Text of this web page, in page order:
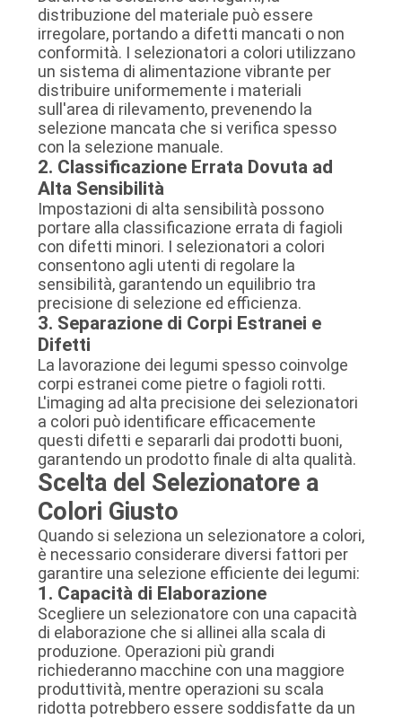
distribuzione del materiale può essere
irregolare, portando a difetti mancati o non
conformità. I selezionatori a colori utilizzano
un sistema di alimentazione vibrante per
distribuire uniformemente i materiali
sull'area di rilevamento, prevenendo la
selezione mancata che si verifica spesso
con la selezione manuale.
2. Classificazione Errata Dovuta ad
Alta Sensibilità
Impostazioni di alta sensibilità possono
portare alla classificazione errata di fagioli
con difetti minori. I selezionatori a colori
consentono agli utenti di regolare la
sensibilità, garantendo un equilibrio tra
precisione di selezione ed efficienza.
3. Separazione di Corpi Estranei e
Difetti
La lavorazione dei legumi spesso coinvolge
corpi estranei come pietre o fagioli rotti.
L'imaging ad alta precisione dei selezionatori
a colori può identificare efficacemente
questi difetti e separarli dai prodotti buoni,
garantendo un prodotto finale di alta qualità.
Scelta del Selezionatore a
Colori Giusto
Quando si seleziona un selezionatore a colori,
è necessario considerare diversi fattori per
garantire una selezione efficiente dei legumi:
1. Capacità di Elaborazione
Scegliere un selezionatore con una capacità
di elaborazione che si allinei alla scala di
produzione. Operazioni più grandi
richiederanno macchine con una maggiore
produttività, mentre operazioni su scala
ridotta potrebbero essere soddisfatte da un